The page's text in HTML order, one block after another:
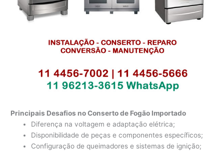
Principais Desafios no Conserto de Fogão Importado
Diferença na voltagem e adaptação elétrica;
Disponibilidade de peças e componentes específicos;
Configuração de queimadores e sistemas de ignição;